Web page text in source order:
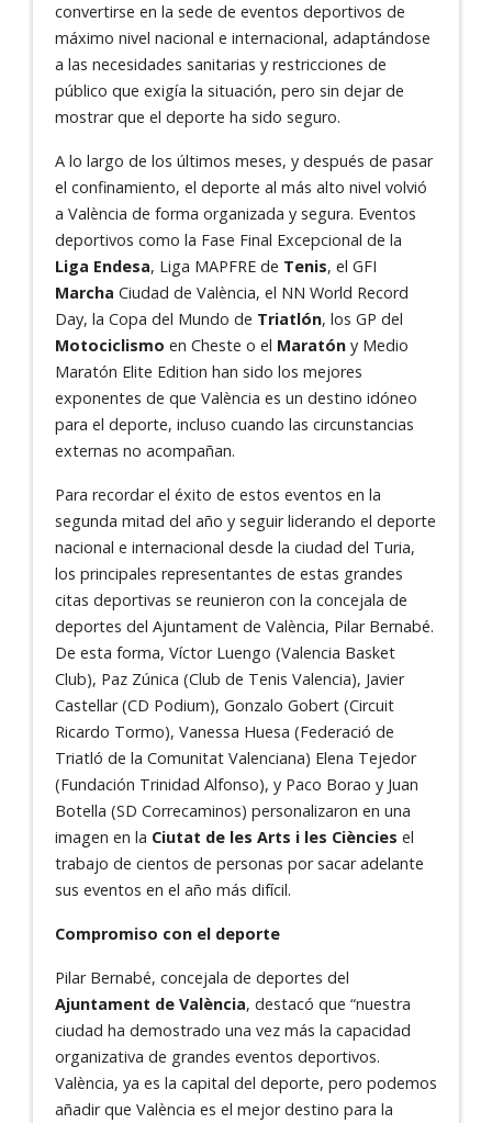
convertirse en la sede de eventos deportivos de
máximo nivel nacional e internacional, adaptándose
a las necesidades sanitarias y restricciones de
público que exigía la situación, pero sin dejar de
mostrar que el deporte ha sido seguro.
A lo largo de los últimos meses, y después de pasar
el confinamiento, el deporte al más alto nivel volvió
a València de forma organizada y segura. Eventos
deportivos como la Fase Final Excepcional de la
Liga Endesa, Liga MAPFRE de Tenis, el GFI
Marcha Ciudad de València, el NN World Record
Day, la Copa del Mundo de Triatlón, los GP del
Motociclismo en Cheste o el Maratón y Medio
Maratón Elite Edition han sido los mejores
exponentes de que València es un destino idóneo
para el deporte, incluso cuando las circunstancias
externas no acompañan.
Para recordar el éxito de estos eventos en la
segunda mitad del año y seguir liderando el deporte
nacional e internacional desde la ciudad del Turia,
los principales representantes de estas grandes
citas deportivas se reunieron con la concejala de
deportes del Ajuntament de València, Pilar Bernabé.
De esta forma, Víctor Luengo (Valencia Basket
Club), Paz Zúnica (Club de Tenis Valencia), Javier
Castellar (CD Podium), Gonzalo Gobert (Circuit
Ricardo Tormo), Vanessa Huesa (Federació de
Triatló de la Comunitat Valenciana) Elena Tejedor
(Fundación Trinidad Alfonso), y Paco Borao y Juan
Botella (SD Correcaminos) personalizaron en una
imagen en la Ciutat de les Arts i les Ciències el
trabajo de cientos de personas por sacar adelante
sus eventos en el año más difícil.
Compromiso con el deporte
Pilar Bernabé, concejala de deportes del
Ajuntament de València, destacó que “nuestra
ciudad ha demostrado una vez más la capacidad
organizativa de grandes eventos deportivos.
València, ya es la capital del deporte, pero podemos
añadir que València es el mejor destino para la